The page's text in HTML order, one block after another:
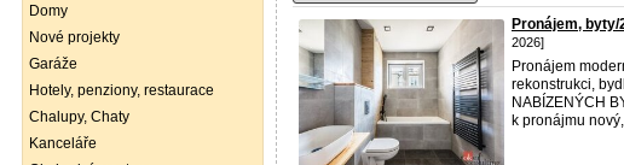
Domy
Nové projekty
Garáže
Hotely, penziony, restaurace
Chalupy, Chaty
Kanceláře
Pronájem,
2026]
Pronájem
rekonstrukci,
NABÍZENÝCH
k pronájmu